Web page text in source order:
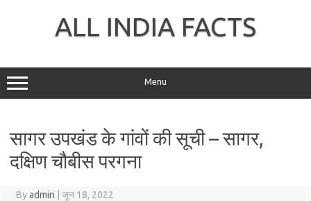
ALL INDIA FACTS
Menu
सागर उपखंड के गांवों की सूची – सागर,
दक्षिण चौबीस परगना
Byadmin जून 18, 2022